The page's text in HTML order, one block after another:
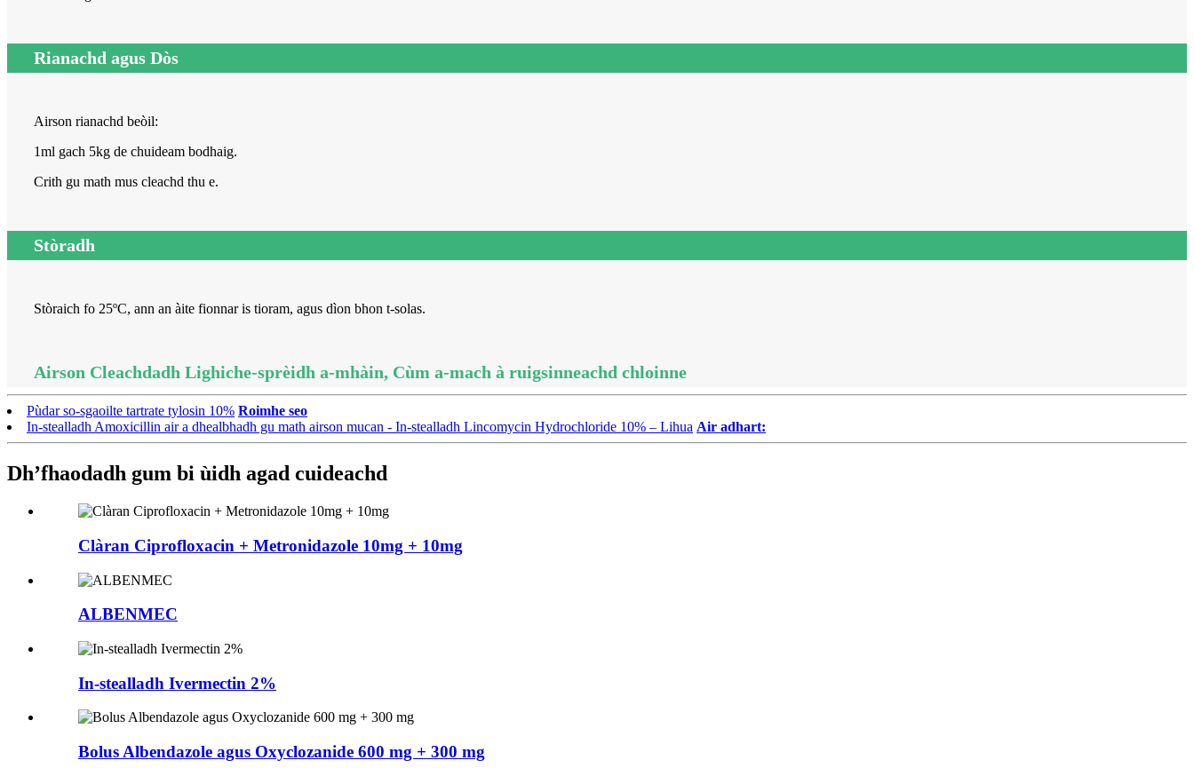
Rianachd agus Dòs
Airson rianachd beòil:
1ml gach 5kg de chuideam bodhaig.
Crith gu math mus cleachd thu e.
Stòradh
Stòraich fo 25ºC, ann an àite fionnar is tioram, agus dìon bhon t-solas.
Airson Cleachdadh Lighiche-sprèidh a-mhàin, Cùm a-mach à ruigsinneachd chloinne
Pùdar so-sgaoilte tartrate tylosin 10% Roimhe seo
In-stealladh Amoxicillin air a dhealbhadh gu math airson mucan - In-stealladh Lincomycin Hydrochloride 10% – Lihua Air adhart:
Dh’fhaodadh gum bi ùidh agad cuideachd
Clàran Ciprofloxacin + Metronidazole 10mg + 10mg
ALBENMEC
In-stealladh Ivermectin 2%
Bolus Albendazole agus Oxyclozanide 600 mg + 300 mg